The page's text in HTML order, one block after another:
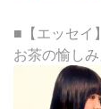
■【エッセイ
お茶の愉しみ